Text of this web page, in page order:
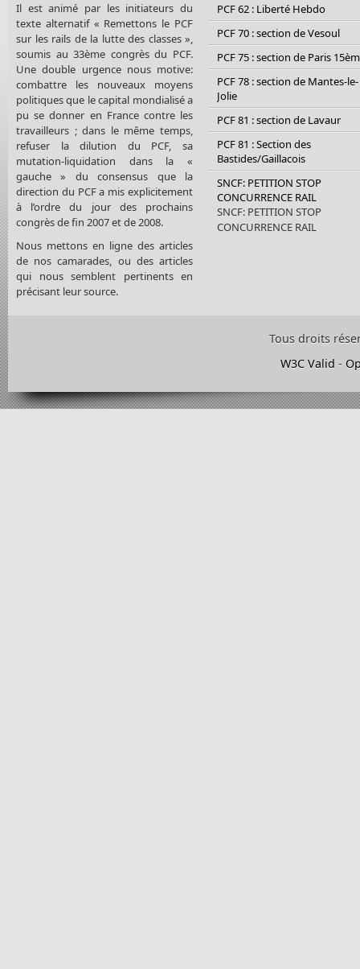
Il est animé par les initiateurs du
texte alternatif « Remettons le PCF
sur les rails de la lutte des classes »,
soumis au 33ème congrès du PCF.
Une double urgence nous motive:
combattre les nouveaux moyens
politiques que le capital mondialisé a
pu se donner en France contre les
travailleurs ; dans le même temps,
refuser la dilution du PCF, sa
mutation-liquidation dans la «
gauche » du consensus que la
direction du PCF a mis explicitement
à l’ordre du jour des prochains
congrès de fin 2007 et de 2008.
Nous mettons en ligne des articles
de nos camarades, ou des articles
qui nous semblent pertinents en
précisant leur source.
PCF 62 : Liberté Hebdo
PCF 70 : section de Vesoul
PCF 75 : section de Paris
PCF 78 : section de Mantes-le-
Jolie
PCF 81 : section de Lavaur
PCF 81 : Section des
Bastides/Gaillacois
SNCF: PETITION STOP
CONCURRENCE RAIL
SNCF: PETITION STOP
CONCURRENCE RAIL
Tous droits
W3C Valid -